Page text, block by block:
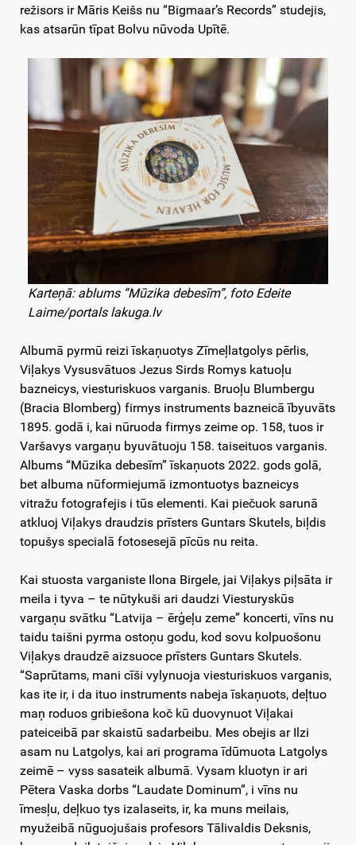
režisors ir Māris Keišs nu “Bigmaar’s Records” studejis,
kas atsarūn tīpat Bolvu nūvoda Upītē.
Karteņā: ablums “Mūzika debesīm”, foto Edeite
Laime/portals lakuga.lv
Albumā pyrmū reizi īskaņuotys Zīmeļlatgolys pērlis,
Viļakys Vysusvātuos Jezus Sirds Romys katuoļu
bazneicys, viesturiskuos varganis. Bruoļu Blumbergu
(Bracia Blomberg) firmys instruments bazneicā ībyuvāts
1895. godā i, kai nūruoda firmys zeime op. 158, tuos ir
Varšavys vargaņu byuvātuoju 158. taiseituos varganis.
Albums “Mūzika debesīm” īskaņuots 2022. gods golā,
bet albuma nūformiejumā izmontuotys bazneicys
vitražu fotografejis i tūs elementi. Kai piečuok sarunā
atkluoj Viļakys draudzis prīsters Guntars Skutels, biļdis
topušys specialā fotosesejā pīcūs nu reita.
Kai stuosta varganiste Ilona Birgele, jai Viļakys piļsāta ir
meila i tyva – te nūtykuši ari daudzi Viesturyskūs
vargaņu svātku “Latvija – ērģeļu zeme” koncerti, vīns nu
taidu taišni pyrma ostoņu godu, kod sovu kolpuošonu
Viļakys draudzē aizsuoce prīsters Guntars Skutels.
“Saprūtams, mani cīši vylynuoja viesturiskuos varganis,
kas ite ir, i da ituo instruments nabeja īskaņuots, deļtuo
maņ roduos gribiešona koč kū duovynuot Viļakai
pateiceibā par skaistū sadarbeibu. Mes obejis ar Ilzi
asam nu Latgolys, kai ari programa īdūmuota Latgolys
zeimē – vyss sasateik albumā. Vysam kluotyn ir ari
Pētera Vaska dorbs “Laudate Dominum”, i vīns nu
īmesļu, deļkuo tys izalaseits, ir, ka muns meilais,
myužeibā nūguojušais profesors Tālivaldis Deksnis,